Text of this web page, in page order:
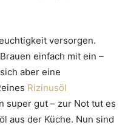
versorgen.
einfach mit ein –
aber eine
Rizinusöl
super gut – zur Not tut es
aus der Küche. Nun sind